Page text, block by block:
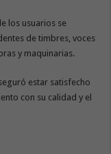
los usuarios se
de timbres, voces
y maquinarias.
estar satisfecho
con su calidad y el